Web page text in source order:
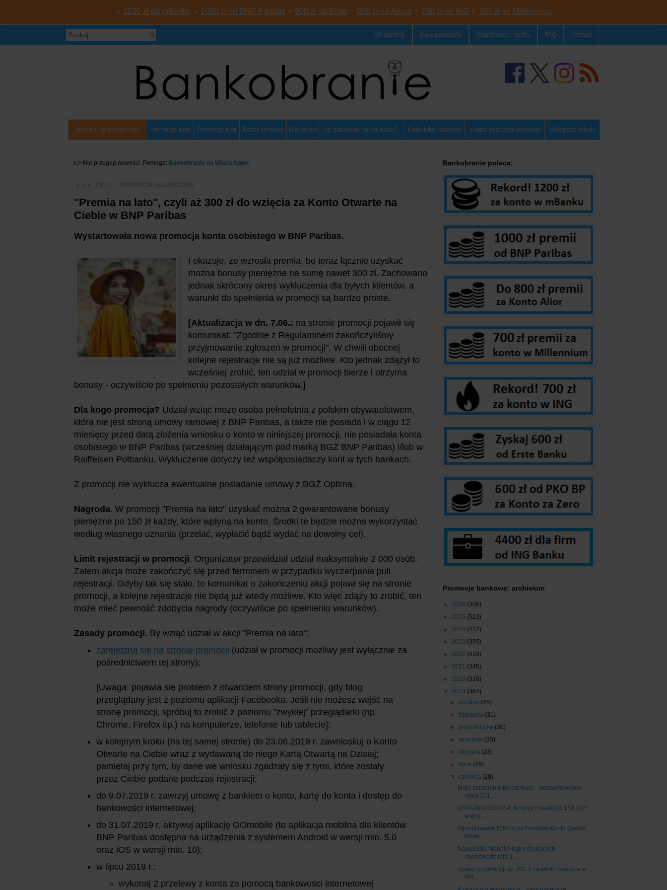
⭐ 1200 zł od mBanku ⭐ 1000 zł od BNP Paribas ⭐ 900 zł od Erste ⭐ 800 zł od Aliora ⭐ 700 zł od ING ⭐ 700 zł od Millennium
Niezbędnik Moje narzędzia Współpraca i media FAQ Kontakt
Jesteś tu pierwszy raz? Promocje kont Promocje kart Konta firmowe Dla dzieci Ile zarabiam na bankach? Kalkulator odsetek Konta oszczędnościowe Najlepsze lokaty
👉 Nie przegap nowości. Pomaga: Bankobranie na WhatsAppie
"Premia na lato", czyli aż 300 zł do wzięcia za Konto Otwarte na
Ciebie w BNP Paribas
Wystartowała nowa promocja konta osobistego w BNP Paribas.
I okazuje, że wzrosła premia, bo teraz łącznie uzyskać
można bonusy pieniężne na sumę nawet 300 zł. Zachowano
jednak skrócony okres wykluczenia dla byłych klientów, a
warunki do spełnienia w promocji są bardzo proste.
[Aktualizacja w dn. 7.06.: na stronie promocji pojawił się
komunikat: "Zgodnie z Regulaminem zakończyliśmy
przyjmowanie zgłoszeń w promocji". W chwili obecnej
kolejne rejestracje nie są już możliwe. Kto jednak zdążył to
wcześniej zrobić, ten udział w promocji bierze i otrzyma
bonusy - oczywiście po spełnieniu pozostałych warunków.]
Dla kogo promocja? Udział wziąć może osoba pełnoletnia z polskim obywatelstwem,
która nie jest stroną umowy ramowej z BNP Paribas, a także nie posiada i w ciągu 12
miesięcy przed datą złożenia wniosku o konto w niniejszej promocji, nie posiadała konta
osobistego w BNP Paribas (wcześniej działającym pod marką BGŻ BNP Paribas) i/lub w
Raiffeisen Polbanku. Wykluczenie dotyczy też współposiadaczy kont w tych bankach.
Z promocji nie wyklucza ewentualne posiadanie umowy z BGŻ Optima.
Nagroda. W promocji "Premia na lato" uzyskać można 2 gwarantowane bonusy
pieniężne po 150 zł każdy, które wpłyną na konto. Środki te będzie można wykorzystać
według własnego uznania (przelać, wypłacić bądź wydać na dowolny cel).
Limit rejestracji w promocji. Organizator przewidział udział maksymalnie 2 000 osób.
Zatem akcja może zakończyć się przed terminem w przypadku wyczerpania puli
rejestracji. Gdyby tak się stało, to komunikat o zakończeniu akcji pojawi się na stronie
promocji, a kolejne rejestracje nie będą już wtedy możliwe. Kto więc zdąży to zrobić, ten
może mieć pewność zdobycia nagrody (oczywiście po spełnieniu warunków).
Zasady promocji. By wziąć udział w akcji "Premia na lato":
zarejestruj się na stronie promocji (udział w promocji możliwy jest wyłącznie za
pośrednictwem tej strony);
[Uwaga: pojawia się problem z otwarciem strony promocji, gdy blog
przeglądany jest z poziomu aplikacji Facebooka. Jeśli nie możesz wejść na
stronę promocji, spróbuj to zrobić z poziomu "zwykłej" przeglądarki (np.
Chrome, Firefox itp.) na komputerze, telefonie lub tablecie];
w kolejnym kroku (na tej samej stronie) do 23.06.2019 r. zawnioskuj o Konto
Otwarte na Ciebie wraz z wydawaną do niego Kartą Otwartą na Dzisiaj;
pamiętaj przy tym, by dane we wniosku zgadzały się z tymi, które zostały
przez Ciebie podane podczas rejestracji;
do 9.07.2019 r. zawrzyj umowę z bankiem o konto, kartę do konta i dostęp do
bankowości internetowej;
do 31.07.2019 r. aktywuj aplikację GOmobile (to aplikacja mobilna dla klientów
BNP Paribas dostępna na urządzenia z systemem Android w wersji min. 5.0
oraz iOS w wersji min. 10);
w lipcu 2019 r.:
wykonaj 2 przelewy z konta za pomocą bankowości internetowej
Bankobranie poleca:
Promocje bankowe: archiwum
► 2026 (306)
► 2025 (523)
► 2024 (412)
► 2023 (395)
► 2022 (420)
► 2021 (345)
► 2020 (326)
▼ 2019 (364)
►grudnia (25)
►
listopada (31)
► października (36)
►września (33)
► sierpnia (28)
►
lipca (29)
▼czerwca (28)
Moje zarabianie na bankach - podsumowanie
maja 201...
OSTATNIA SZANSA: bonusy o wartości 150 zł (+
więce...
Zgarnij nawet 1050 zł za Firmowe Konto Godne
Polec...
Nawet 280 Monet Allegro (będących
równowartością 2...
Zyskaj w promocji aż 300 zł za konto osobiste w
BN...